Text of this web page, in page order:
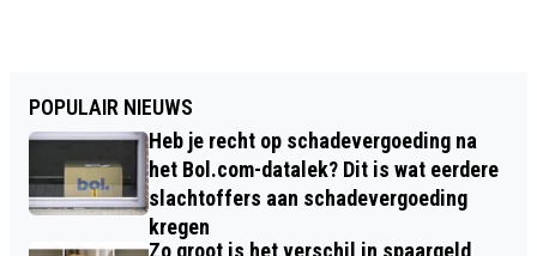
POPULAIR NIEUWS
Heb je recht op schadevergoeding na
het Bol.com-datalek? Dit is wat eerdere
slachtoffers aan schadevergoeding
kregen
Zo groot is het verschil in spaargeld